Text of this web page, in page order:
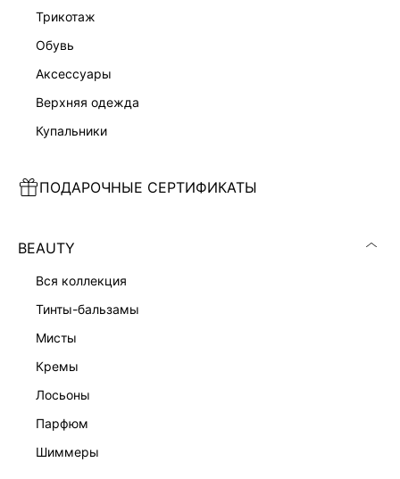
трикотаж
обувь
аксессуары
верхняя одежда
купальники
ПОДАРОЧНЫЕ СЕРТИФИКАТЫ
BEAUTY
вся коллекция
тинты-бальзамы
мисты
кремы
лосьоны
парфюм
шиммеры
ТРУСЫ-ТАНГА С КРУЖЕВОМ
1 599 ₽ 999 ₽